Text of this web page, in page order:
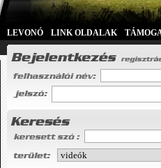
LEVONÓ LINK OLDALAK